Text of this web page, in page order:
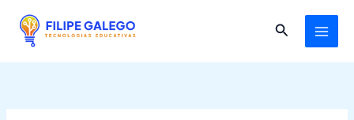
content
Search